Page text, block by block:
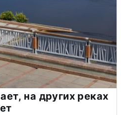
на других реках